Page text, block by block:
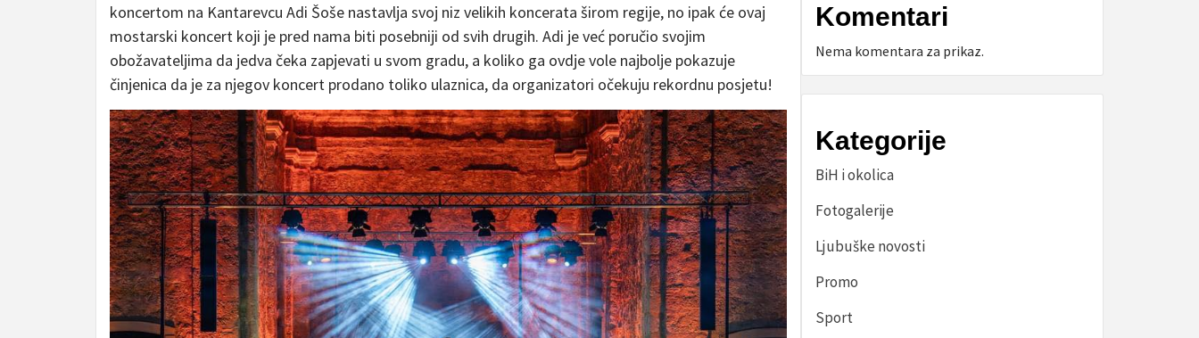
koncertom na Kantarevcu Adi Šoše nastavlja svoj niz velikih koncerata širom regije, no ipak će ovaj
mostarski koncert koji je pred nama biti posebniji od svih drugih. Adi je već poručio svojim
obožavateljima da jedva čeka zapjevati u svom gradu, a koliko ga ovdje vole najbolje pokazuje
činjenica da je za njegov koncert prodano toliko ulaznica, da organizatori očekuju rekordnu posjetu!
Komentari
Nema komentara za prikaz.
Kategorije
BiH i okolica
Fotogalerije
Ljubuške novosti
Promo
Sport